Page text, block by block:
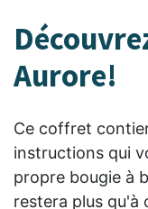
Aurore!
Ce coffret
instructions qui
propre bougie à
restera plus qu'à